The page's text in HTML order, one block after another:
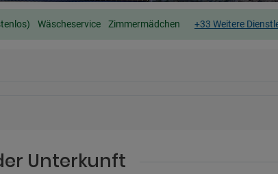
Wäscheservice Zimmermädchen +33 Weitere
Unterkunft